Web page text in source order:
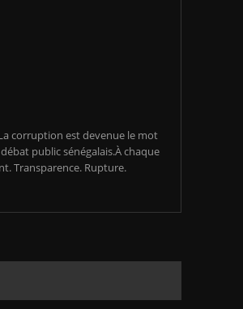
corruption est devenue le mot
public sénégalais.À chaque
Transparence. Rupture.